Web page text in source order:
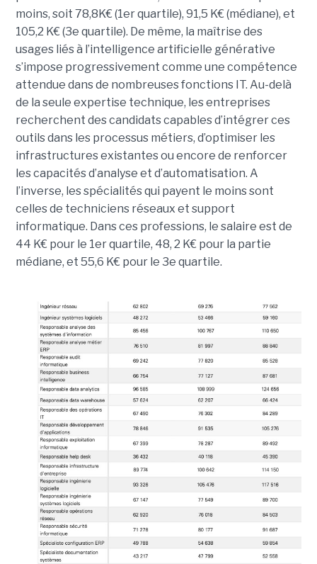
moins, soit 78,8K€ (1er quartile), 91,5 K€ (médiane), et
105,2 K€ (3e quartile). De même, la maîtrise des
usages liés à l’intelligence artificielle générative
s’impose progressivement comme une compétence
attendue dans de nombreuses fonctions IT. Au-delà
de la seule expertise technique, les entreprises
recherchent des candidats capables d’intégrer ces
outils dans les processus métiers, d’optimiser les
infrastructures existantes ou encore de renforcer
les capacités d’analyse et d’automatisation. A
l’inverse, les spécialités qui payent le moins sont
celles de techniciens réseaux et support
informatique. Dans ces professions, le salaire est de
44 K€ pour le 1er quartile, 48, 2 K€ pour la partie
médiane, et 55,6 K€ pour le 3e quartile.